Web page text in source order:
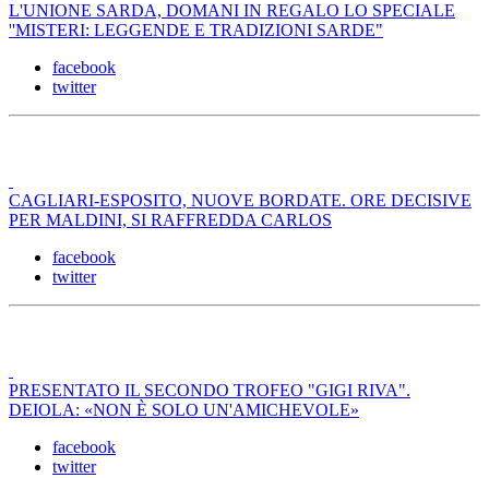
L'UNIONE SARDA, DOMANI IN REGALO LO SPECIALE
''MISTERI: LEGGENDE E TRADIZIONI SARDE"
facebook
twitter
CAGLIARI-ESPOSITO, NUOVE BORDATE. ORE DECISIVE
PER MALDINI, SI RAFFREDDA CARLOS
facebook
twitter
PRESENTATO IL SECONDO TROFEO "GIGI RIVA".
DEIOLA: «NON È SOLO UN'AMICHEVOLE»
facebook
twitter